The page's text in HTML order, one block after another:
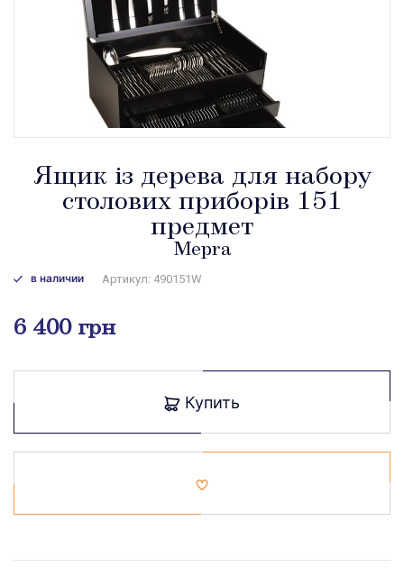
Ящик із дерева для набору
столових приборів 151
предмет
Mepra
в наличии Артикул: 490151W
6 400 грн
Купить